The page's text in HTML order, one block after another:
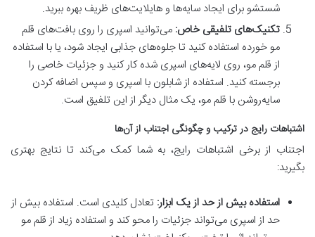
شستشو برای ایجاد سایه‌ها و هایلایت‌های ظریف بهره ببرید.
تکنیک‌های تلفیقی خاص: می‌توانید اسپری را روی بافت‌های قلم
مو خورده استفاده کنید تا جلوه‌های جذابی ایجاد شود، یا با استفاده
از قلم مو، روی لایه‌های اسپری شده کار کنید و جزئیات خاصی را
برجسته کنید. استفاده از شابلون با اسپری و سپس اضافه کردن
سایه‌روشن با قلم مو، یک مثال دیگر از این تلفیق است.
اشتباهات رایج در ترکیب و چگونگی اجتناب از آن‌ها
اجتناب از برخی اشتباهات رایج، به شما کمک می‌کند تا نتایج بهتری
بگیرید:
استفاده بیش از حد از یک ابزار: تعادل کلیدی است. استفاده بیش از
حد از اسپری می‌تواند جزئیات را محو کند و استفاده زیاد از قلم مو